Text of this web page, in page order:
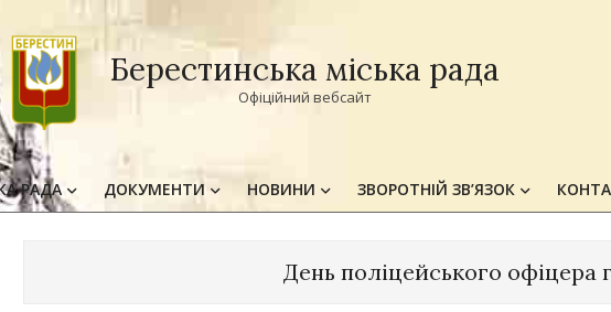
Берестинська міська рада
Офіційний вебсайт
Primary
РАДА ДОКУМЕНТИ НОВИНИ ЗВОРОТНІЙ ЗВ’ЯЗОК
День поліцейського офіцера